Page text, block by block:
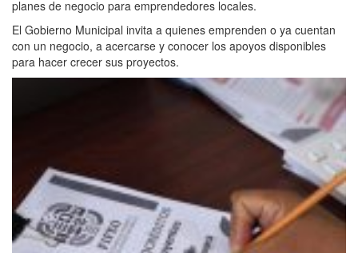
planes de negocio para emprendedores locales.
El Gobierno Municipal invita a quienes emprenden o ya cuentan
con un negocio, a acercarse y conocer los apoyos disponibles
para hacer crecer sus proyectos.